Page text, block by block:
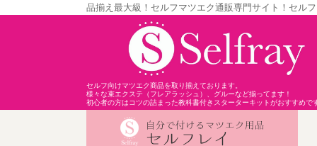
品揃え最大級！セルフマツエク通販専門サイト！セル
セルフ向けマツエク商品を取り揃えております。
様々な束エクステ（フレアラッシュ）、グルーなど揃ってます！
初心者の方はコツの詰まった教科書付きスターターキットがおすすめで